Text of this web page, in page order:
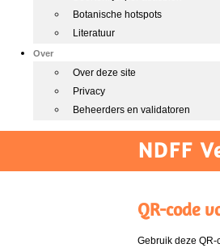
Botanische hotspots
Literatuur
Over
Over deze site
Privacy
Beheerders en validatoren
NDFF
QR-code
Gebruik deze